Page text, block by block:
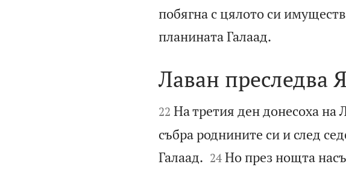
побягна с цялото си
планината Галаад.

Лаван преследва

22 На третия ден донесоха на
събра роднините си и след
Галаад.
24 Но през нощта